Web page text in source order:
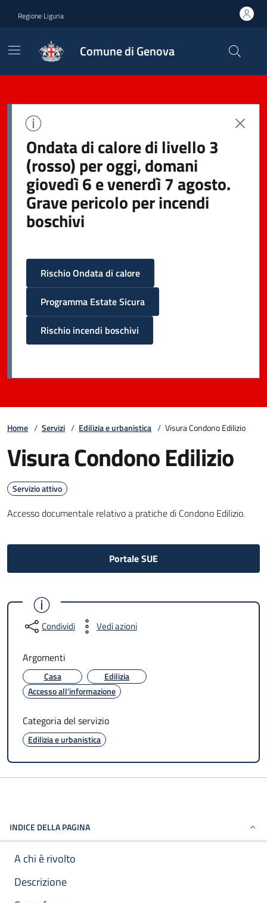
Regione Liguria
Comune di Genova
Ondata di calore di livello 3
(rosso) per oggi, domani
giovedì 6 e venerdì 7 agosto.
Grave pericolo per incendi
boschivi
Rischio Ondata di calore
Programma Estate Sicura
Rischio incendi boschivi
Home / Servizi / Edilizia e urbanistica / Visura Condono Edilizio
Visura Condono Edilizio
Servizio attivo
Accesso documentale relativo a pratiche di Condono Edilizio.
Portale SUE
Condividi Vedi azioni
Argomenti
Casa
Edilizia
Accesso all'informazione
Categoria del servizio
Edilizia e urbanistica
INDICE DELLA PAGINA
A chi è rivolto
Descrizione